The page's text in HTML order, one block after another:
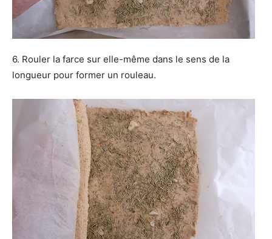
6. Rouler la farce sur elle-même dans le sens de la
longueur pour former un rouleau.